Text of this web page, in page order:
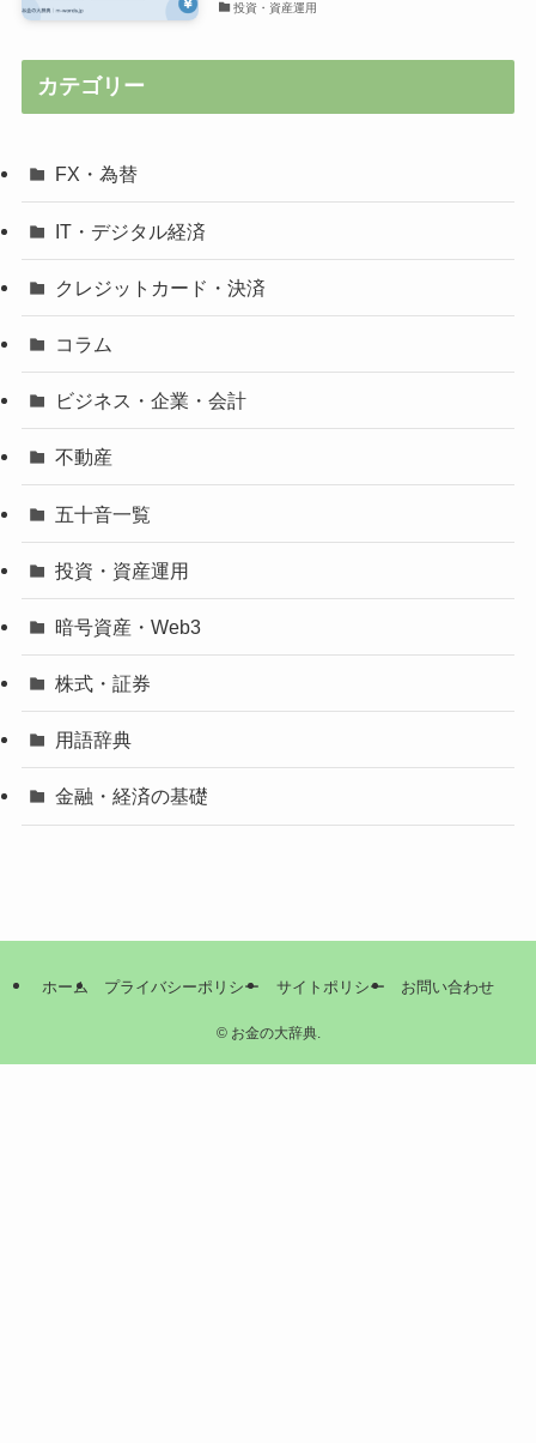
投資・資産運用
カテゴリー
FX・為替
IT・デジタル経済
クレジットカード・決済
コラム
ビジネス・企業・会計
不動産
五十音一覧
投資・資産運用
暗号資産・Web3
株式・証券
用語辞典
金融・経済の基礎
ホーム プライバシーポリシー サイトポリシー お問い合わせ
©お金の大辞典.